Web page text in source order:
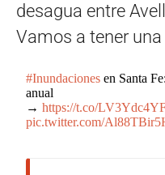
desagua entre
Vamos a tener
#Inundaciones en Santa
anual
→https://t.co/
pic.twitter.com/